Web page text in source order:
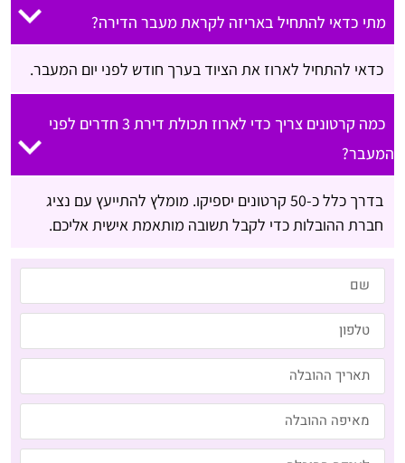
מתי כדאי להתחיל באריזה לקראת מעבר הדירה?
כדאי להתחיל לארוז את הציוד בערך חודש לפני יום המעבר.
כמה קרטונים צריך כדי לארוז תכולת דירת 3 חדרים לפני
המעבר?
בדרך כלל כ-50 קרטונים יספיקו. מומלץ להתייעץ עם נציג
חברת ההובלות כדי לקבל תשובה מותאמת אישית אליכם.